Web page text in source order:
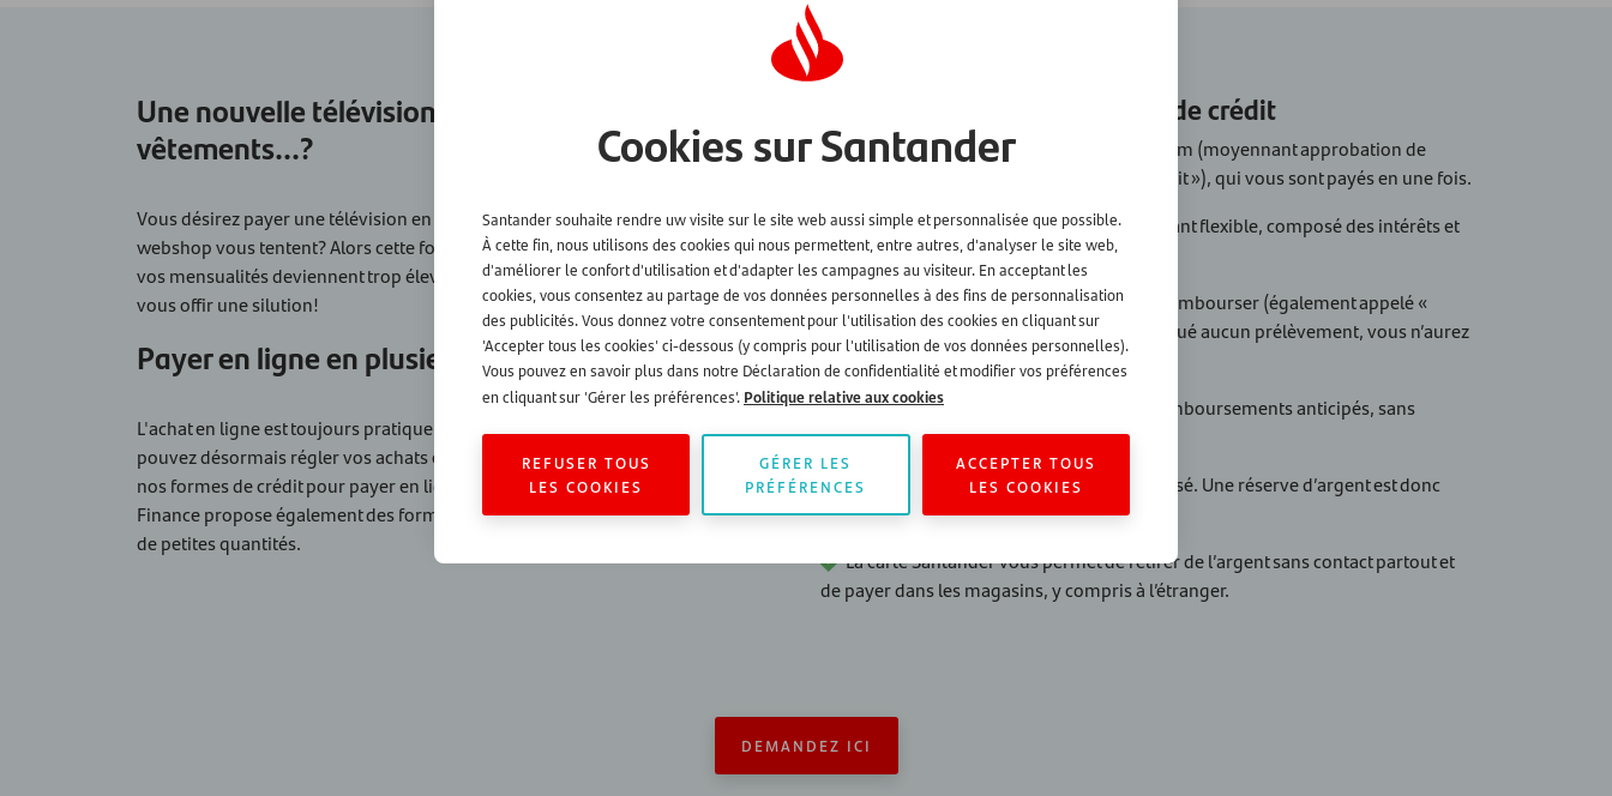
Une nouvelle télévision...? Des nouveaux
vêtements...?
Vous désirez payer une télévision en étalant vos paiements? Les vêtements de ce
webshop vous tentent? Alors cette formule de paiement est faite pour vous. Si
vos mensualités deviennent trop élevées, Santander Consumer Finance peut
vous offir une silution!
Payer en ligne en plusieurs tranches
L'achat en ligne est toujours pratique, et via Santander Consumer Finance vous
pouvez désormais régler vos achats en plusieurs versements. Choissiez l'une de
nos formes de crédit pour payer en ligne, en plusiers fois. Santander Consumer
Finance propose également des formules adaptées qui permettent d'emprunter
de petites quantités.
Les avantages de l’ouverture de crédit
Vous empruntez 5.000 euros au maximum (moyennant approbation de
l’organisme de crédit – votre « limite de crédit »), qui vous sont payés en une fois.
Vous remboursez chaque mois un montant flexible, composé des intérêts et
d’une partie du capital.
Vous ne payez que s’il existe un solde à rembourser (également appelé «
capital à rembourser »). Si vous n’avez effectué aucun prélèvement, vous n’aurez
rien à rembourser.
Vous pouvez toujours procéder à des remboursements anticipés, sans
supplément de frais.
Tout montant remboursé peut être réutilisé. Une réserve d’argent est donc
toujours disponible.
La carte Santander vous permet de retirer de l’argent sans contact partout et
de payer dans les magasins, y compris à l’étranger.
DEMANDEZ ICI
Cookies sur Santander
Santander souhaite rendre uw visite sur le site web aussi simple et personnalisée que possible.
À cette fin, nous utilisons des cookies qui nous permettent, entre autres, d'analyser le site web,
d'améliorer le confort d'utilisation et d'adapter les campagnes au visiteur. En acceptant les
cookies, vous consentez au partage de vos données personnelles à des fins de personnalisation
des publicités. Vous donnez votre consentement pour l'utilisation des cookies en cliquant sur
'Accepter tous les cookies' ci-dessous (y compris pour l'utilisation de vos données personnelles).
Vous pouvez en savoir plus dans notre Déclaration de confidentialité et modifier vos préférences
en cliquant sur 'Gérer les préférences'. Politique relative aux cookies
REFUSER TOUS
LES COOKIES
GÉRER LES
PRÉFÉRENCES
ACCEPTER TOUS
LES COOKIES